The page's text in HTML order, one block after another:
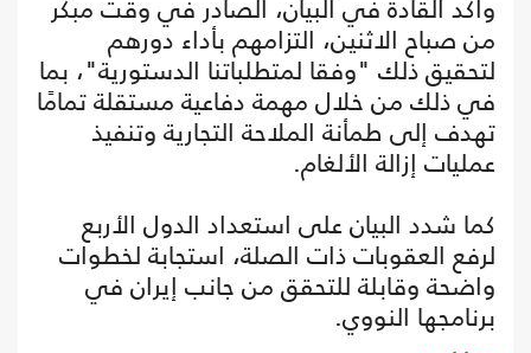
وأكد القادة في البيان، الصادر في وقت مبكر
من صباح الاثنين، التزامهم بأداء دورهم
لتحقيق ذلك "وفقا لمتطلباتنا الدستورية"، بما
في ذلك من خلال مهمة دفاعية مستقلة تمامًا
تهدف إلى طمأنة الملاحة التجارية وتنفيذ
عمليات إزالة الألغام.
كما شدد البيان على استعداد الدول الأربع
لرفع العقوبات ذات الصلة، استجابة لخطوات
واضحة وقابلة للتحقق من جانب إيران في
برنامجها النووي.